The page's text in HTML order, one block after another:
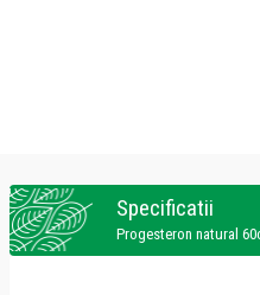
Specificatii
Progesteron natural